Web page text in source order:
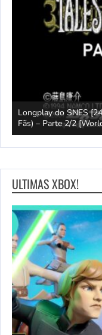
Longplay do SNES
Fãs) – Parte 2/2
ULTIMAS XBOX!